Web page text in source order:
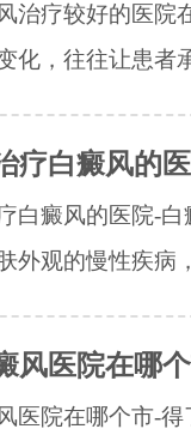
治疗较好的医院
化，往往让患者
疗白癜风的
白癜风的医院-
外观的慢性疾病
风医院在哪
医院在哪个市-